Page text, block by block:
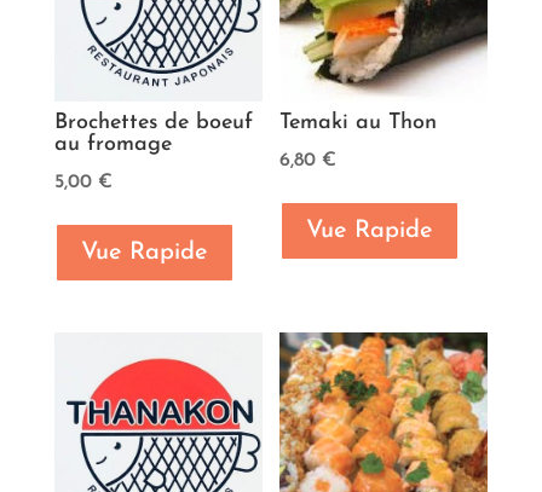
Brochettes de boeuf
au fromage
5,00 €
Vue Rapide
Temaki au Thon
6,80 €
Vue Rapide